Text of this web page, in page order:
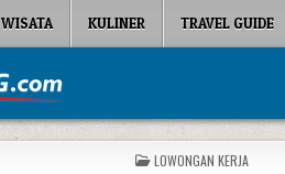
WISATA KULINER TRAVEL GUIDE
POSTED IN
LOWONGAN KERJA